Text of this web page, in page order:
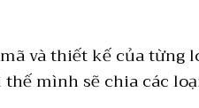
và thiết kế của từng
mình sẽ chia các